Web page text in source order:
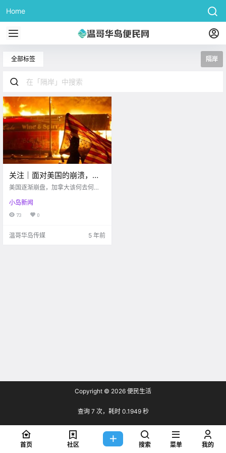
Home
全部标签 隔岸
关注｜面对美国的崩溃，加
拿大隔岸自省：乐观时代要
美国逐渐崩盘，加拿大该何去何
小岛新闻
73 0
温哥华岛传媒 5 年前
Copyright © 2026 便民生活
查询 7 次，耗时 0.1949 秒
首页 社区 搜索 菜单 我的